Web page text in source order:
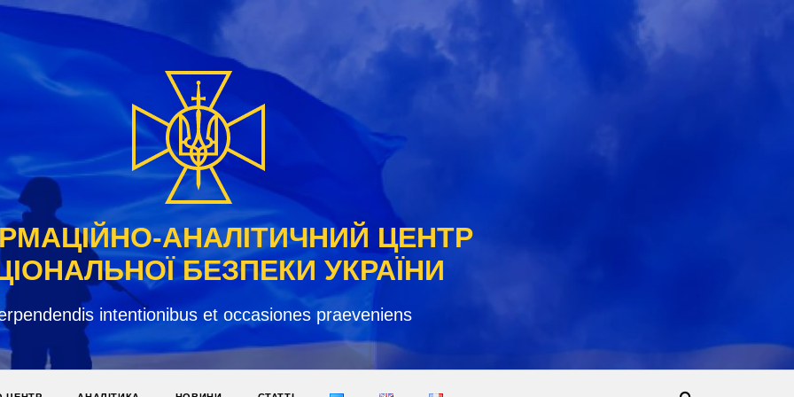
АНАЛІТИЧНИЙ ЦЕНТР
БЕЗПЕКИ УКРАЇНИ
intentionibus et occasiones praeveniens